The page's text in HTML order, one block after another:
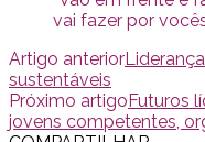
vai fazer por
Artigo anterior
sustentáveis
Próximo artigo Futuros
jovens competentes,